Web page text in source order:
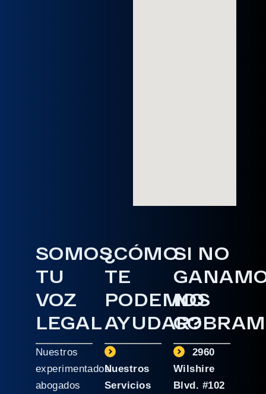
SOMOS
TU
VOZ
LEGAL
Nuestros
experimentados
abogados
¿CÓMO
TE
PODEMOS
AYUDAR?
Nuestros
Servicios
SI NO
NO
2960
Wilshire
Blvd. #102